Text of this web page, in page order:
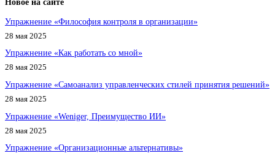
Упражнение «Философия контроля в организации»
28 мая 2025
Упражнение «Как работать со мной»
28 мая 2025
Упражнение «Самоанализ управленческих стилей принятия решений»
28 мая 2025
Упражнение «Weniger, Преимущество ИИ»
28 мая 2025
Упражнение «Организационные альтернативы»